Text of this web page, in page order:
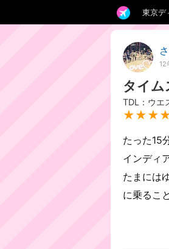
東京デ
12
タイム
TDL：ウエ
たった15
インディ
たまには
に乗るこ